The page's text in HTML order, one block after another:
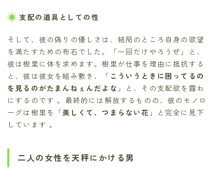
支配の道具としての性
そして、彼の偽りの優しさは、結局のところ自身の欲望
を満たすための布石でした。「一回だけやろうぜ」と、
彼は樹里に体を求めます。樹里が仕事を理由に抵抗する
と、彼は彼女を組み敷き、「 こういうときに困ってるの
を見るのがたまんねぇんだよな 」と、その支配欲を露わ
にするのです 。最終的には解放するものの、彼のモノロ
ーグは樹里を「美しくて、つまらない花 」と完全に見下
しています 。
二人の女性を天秤にかける男